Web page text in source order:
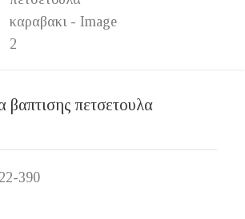
βαπτισης πετσετουλα
390